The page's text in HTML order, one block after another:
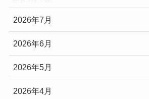
2026年7月
2026年6月
2026年5月
2026年4月